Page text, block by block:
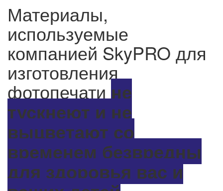
Материалы,
используемые
компанией SkyPRO для
изготовления
фотопечати не
тускнеют и не
выцветают со
временем безвредны
для здоровья вас и